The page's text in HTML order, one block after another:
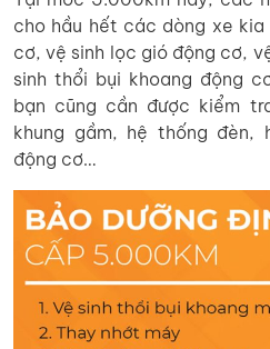
cho hầu hết các dòng xe
cơ, vệ sinh lọc gió động cơ,
sinh thổi bụi khoang động
bạn cũng cần được kiểm
khung gầm, hệ thống đèn,
động cơ…